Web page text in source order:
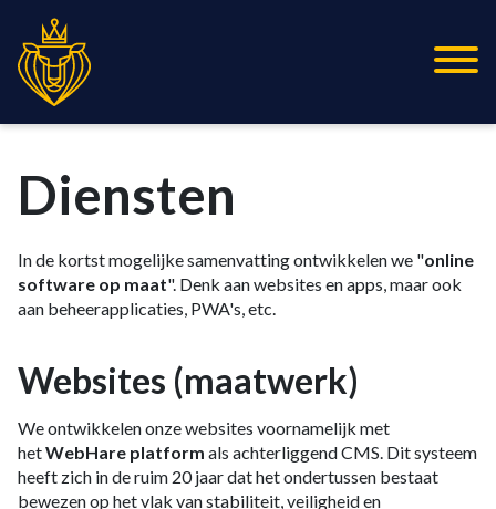
Diensten
In de kortst mogelijke samenvatting ontwikkelen we "online
software op maat". Denk aan websites en apps, maar ook
aan beheerapplicaties, PWA's, etc.
Websites (maatwerk)
We ontwikkelen onze websites voornamelijk met
hetWebHare platform als achterliggend CMS. Dit systeem
heeft zich in de ruim 20 jaar dat het ondertussen bestaat
bewezen op het vlak van stabiliteit, veiligheid en